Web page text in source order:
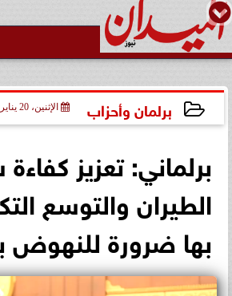
برلمان وأحزاب الإثنين، 20 يناير 2025
برلماني: تعزيز
الطيران والتوسع
بها ضرورة للنهوض
محاولات
الجمعية